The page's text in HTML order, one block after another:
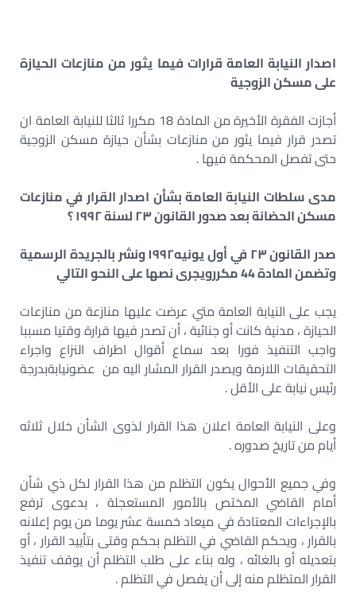
اصدار النيابة العامة قرارات فيما يثور من منازعات الحيازة
على مسكن الزوجية
أجازت الفقرة الأخيرة من المادة 18 مكررا ثالثا للنيابة العامة ان
تصدر قرار فيما يثور من منازعات بشأن حيازة مسكن الزوجية
حتى تفصل المحكمة فيها .
مدى سلطات النيابة العامة بشأن اصدار القرار في منازعات
مسکن الحضانة بعد صدور القانون۲۳لسنة۱۹۹۲؟
صدر القانون۲۳ في أول يونيه۱۹۹۲ونشر بالجريدة الرسمية
وتضمن المادة44مكررویجری نصها على النحو التالي
يجب على النيابة العامة متي عرضت عليها منازعة من منازعات
الحيازة ، مدنية كانت أو جنائية ، أن تصدر فيها قرارة وقتيا مسببا
واجب التنفيذ فورا بعد سماع أقوال اطراف النزاع واجراء
التحقيقات اللازمة ويصدر القرار المشار اليه من عضونيابةبدرجة
رئيس نيابة على الأقل .
وعلى النيابة العامة اعلان هذا القرار لذوى الشأن خلال ثلاثه
أيام من تاريخ صدوره .
وفي جميع الأحوال يكون التظلم من هذا القرار لكل ذي شأن
أمام القاضي المختص بالأمور المستعجلة ، بدعوى ترفع
بالإجراءات المعتادة في ميعاد خمسة عشر يوما من يوم إعلانه
بالقرار ، ويحكم القاضي في التظلم بحكم وقتی بتأييد القرار ، أو
بتعديله أو بالغائه ، وله بناء على طلب التظلم أن يوقف تنفيذ
القرار المتظلم منه إلى أن يفصل في التظلم .